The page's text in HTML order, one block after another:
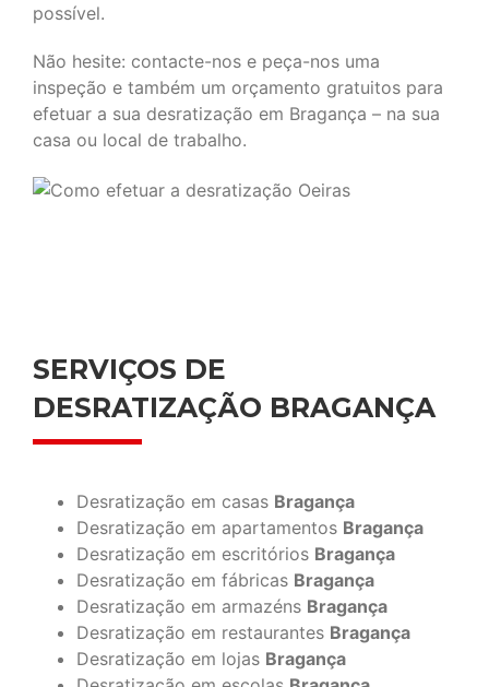
possível.
Não hesite: contacte-nos e peça-nos uma
inspeção e também um orçamento gratuitos para
efetuar a sua desratização em Bragança – na sua
casa ou local de trabalho.
SERVIÇOS DE
DESRATIZAÇÃO BRAGANÇA
Desratização em casas Bragança
Desratização em apartamentos Bragança
Desratização em escritórios Bragança
Desratização em fábricas Bragança
Desratização em armazéns Bragança
Desratização em restaurantes Bragança
Desratização em lojas Bragança